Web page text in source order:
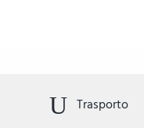
Trasporto